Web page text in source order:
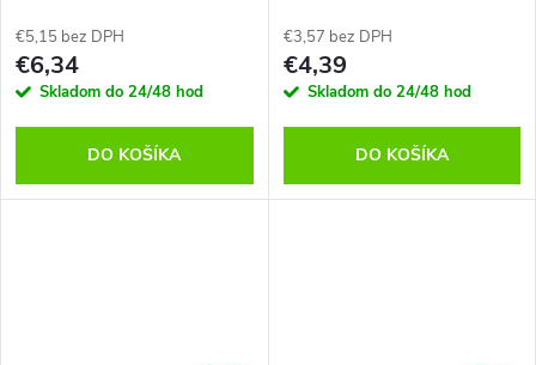
€5,15 bez DPH
€6,34
Skladom do 24/48 hod
DO KOŠÍKA
€3,57 bez DPH
€4,39
Skladom do 24/48 hod
DO KOŠÍKA